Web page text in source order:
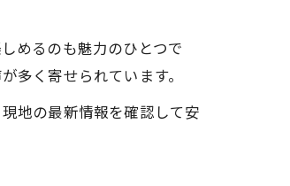
めるのも魅力のひとつで
多く寄せられています。
地の最新情報を確認して安